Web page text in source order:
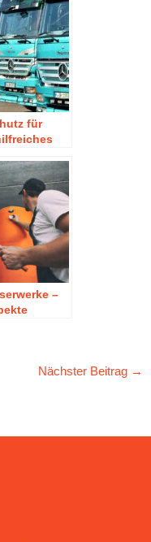
für
–
Nächster Beitrag →